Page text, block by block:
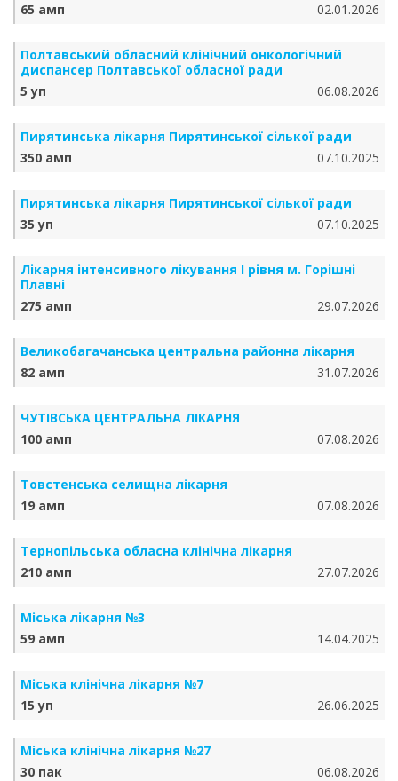
65 амп
02.01.2026
Полтавський обласний клінічний онкологічний
диспансер Полтавської обласної ради
5 уп
06.08.2026
Пирятинська лікарня Пирятинської сілької ради
350 амп
07.10.2025
Пирятинська лікарня Пирятинської сілької ради
35 уп
07.10.2025
Лікарня інтенсивного лікування І рівня м. Горішні
Плавні
275 амп
29.07.2026
Великобагачанська центральна районна лікарня
82 амп
31.07.2026
ЧУТІВСЬКА ЦЕНТРАЛЬНА ЛІКАРНЯ
100 амп
07.08.2026
Товстенська селищна лікарня
19 амп
07.08.2026
Тернопільська обласна клінічна лікарня
210 амп
27.07.2026
Міська лікарня №3
59 амп
14.04.2025
Міська клінічна лікарня №7
15 уп
26.06.2025
Міська клінічна лікарня №27
30 пак
06.08.2026